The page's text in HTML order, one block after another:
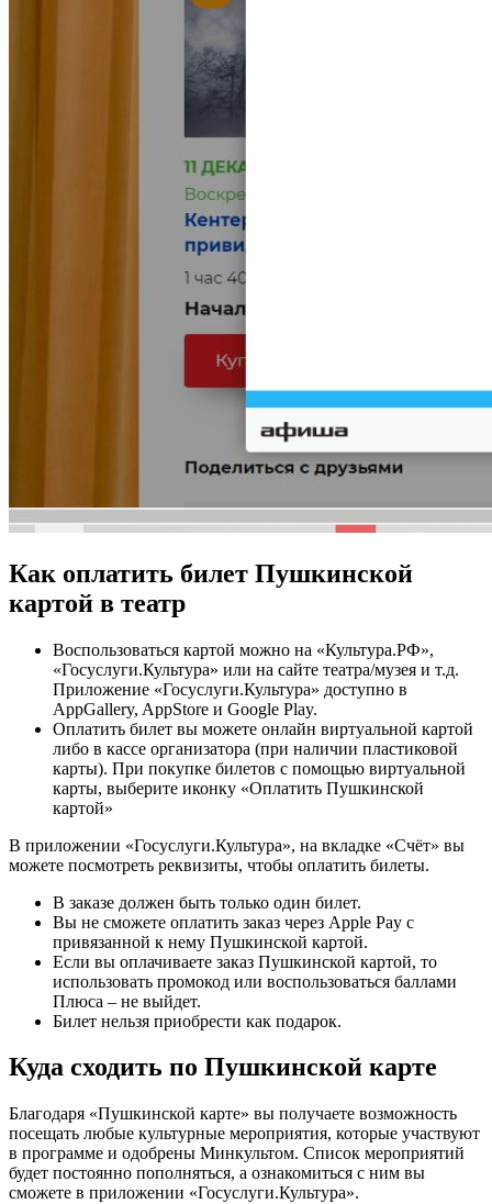
Как оплатить билет Пушкинской
картой в театр
Воспользоваться картой можно на «Культура.РФ»,
«Госуслуги.Культура» или на сайте театра/музея и т.д.
Приложение «Госуслуги.Культура» доступно в
AppGallery, AppStore и Google Play.
Оплатить билет вы можете онлайн виртуальной картой
либо в кассе организатора (при наличии пластиковой
карты). При покупке билетов с помощью виртуальной
карты, выберите иконку «Оплатить Пушкинской
картой»
В приложении «Госуслуги.Культура», на вкладке «Счёт» вы
можете посмотреть реквизиты, чтобы оплатить билеты.
В заказе должен быть только один билет.
Вы не сможете оплатить заказ через Apple Pay с
привязанной к нему Пушкинской картой.
Если вы оплачиваете заказ Пушкинской картой, то
использовать промокод или воспользоваться баллами
Плюса – не выйдет.
Билет нельзя приобрести как подарок.
Куда сходить по Пушкинской карте
Благодаря «Пушкинской карте» вы получаете возможность
посещать любые культурные мероприятия, которые участвуют
в программе и одобрены Минкультом. Список мероприятий
будет постоянно пополняться, а ознакомиться с ним вы
сможете в приложении «Госуслуги.Культура».